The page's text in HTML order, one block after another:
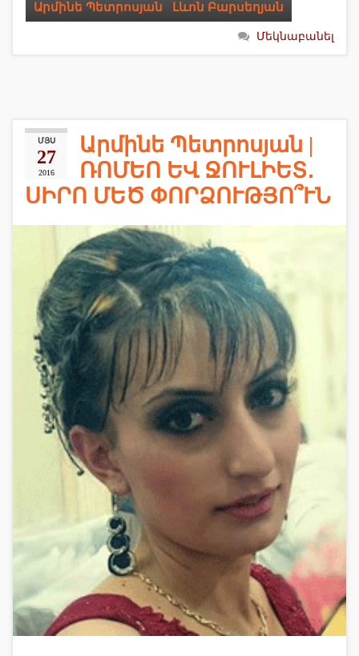
Արմինե Պետրոսյան Լևոն Բարսեղյան
Մեկնաբանել
ՄՅՍ
27
2016
Արմինե Պետրոսյան |
ՌՈՄԵՈ ԵՎ ՋՈՒԼԻԵՏ․
ՍԻՐՈ ՄԵԾ ՓՈՐՁՈՒԹՅՈ՞ՒՆ